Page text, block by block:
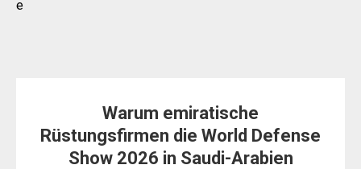
Warum emiratische
Rüstungsfirmen die World Defense
Show 2026 in Saudi-Arabien